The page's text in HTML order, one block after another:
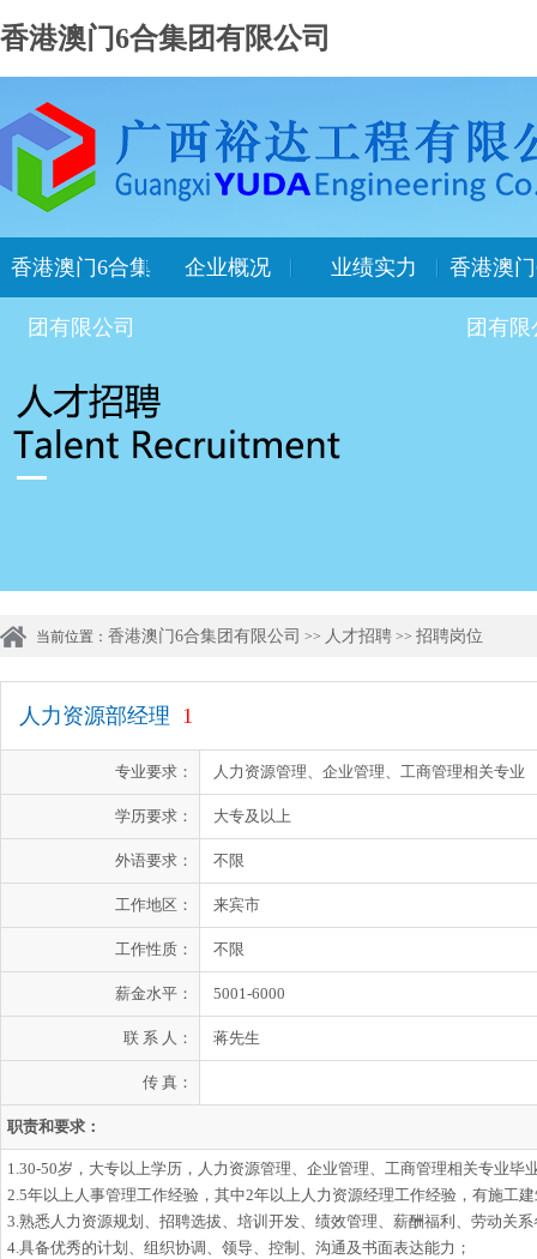
香港澳门6合集团有限公司
香港澳门6合集
团有限公司
企业概况 业绩实力 香港澳
团有限
当前位置： 香港澳门6合集团有限公司 >> 人才招聘 >> 招聘岗位
人力资源部经理 1
专业要求： 人力资源管理、企业管理、工商管理相关专业
学历要求： 大专及以上
外语要求： 不限
工作地区： 来宾市
工作性质： 不限
薪金水平： 5001-6000
联 系 人： 蒋先生
传 真：
职责和要求：
1.30-50岁，大专以上学历，人力资源管理、企业管理、工商管理相关专业毕
2.5年以上人事管理工作经验，其中2年以上人力资源经理工作经验，有施工
3.熟悉人力资源规划、招聘选拔、培训开发、绩效管理、薪酬福利、劳动关
4.具备优秀的计划、组织协调、领导、控制、沟通及书面表达能力；